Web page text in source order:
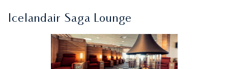
Icelandair Saga Lounge